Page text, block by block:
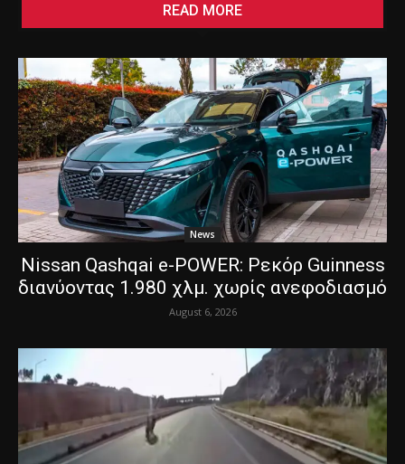
READ MORE
News
Nissan Qashqai e-POWER: Ρεκόρ Guinness
διανύοντας 1.980 χλμ. χωρίς ανεφοδιασμό
August 6, 2026